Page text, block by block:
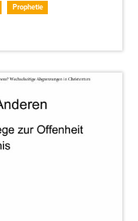
Prophetie